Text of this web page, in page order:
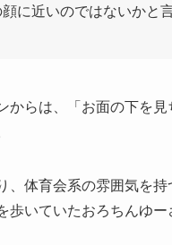
に近いのではないかと
らは、「お面の下を
体育会系の雰囲気を
いていたおろちんゆ